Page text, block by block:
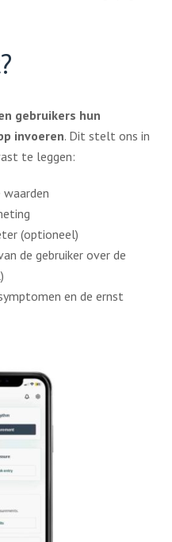
gebruikers hun
invoeren. Dit stelt ons in
te leggen:
(optioneel)
de gebruiker over de
en de ernst